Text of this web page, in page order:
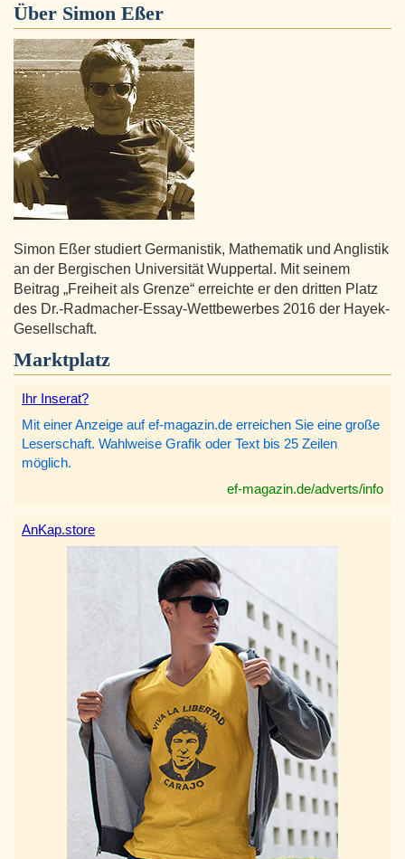
Über Simon Eßer
Simon Eßer studiert Germanistik, Mathematik und Anglistik
an der Bergischen Universität Wuppertal. Mit seinem
Beitrag „Freiheit als Grenze“ erreichte er den dritten Platz
des Dr.-Radmacher-Essay-Wettbewerbes 2016 der Hayek-
Gesellschaft.
Marktplatz
Ihr Inserat?
Mit einer Anzeige auf ef-magazin.de erreichen Sie eine große
Leserschaft. Wahlweise Grafik oder Text bis 25 Zeilen
möglich.
ef-magazin.de/adverts/info
AnKap.store